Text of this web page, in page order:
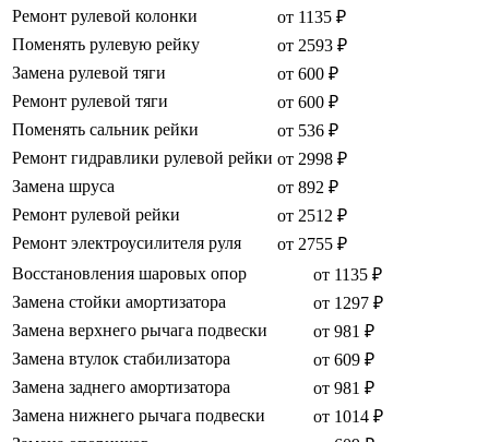
Ремонт рулевой колонки
от 1135 ₽
Поменять рулевую рейку
от 2593 ₽
Замена рулевой тяги
от 600 ₽
Ремонт рулевой тяги
от 600 ₽
Поменять сальник рейки
от 536 ₽
Ремонт гидравлики рулевой рейки от 2998 ₽
Замена шруса
от 892 ₽
Ремонт рулевой рейки
от 2512 ₽
Ремонт электроусилителя руля
от 2755 ₽
Восстановления шаровых опор
от 1135 ₽
Замена стойки амортизатора
от 1297 ₽
Замена верхнего рычага подвески
от 981 ₽
Замена втулок стабилизатора
от 609 ₽
Замена заднего амортизатора
от 981 ₽
Замена нижнего рычага подвески
от 1014 ₽